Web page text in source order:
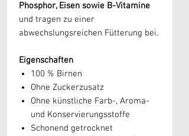
Phosphor, Eisen sowie B-Vitamine
und tragen zu einer
abwechslungsreichen Fütterung bei.
Eigenschaften
100 % Birnen
Ohne Zuckerzusatz
Ohne künstliche Farb-, Aroma-
und Konservierungsstoffe
Schonend getrocknet